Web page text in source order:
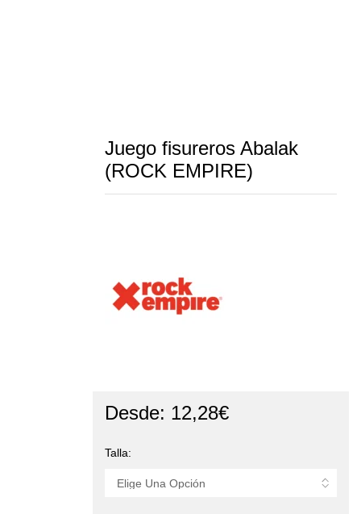
Juego fisureros Abalak
(ROCK EMPIRE)
Desde: 12,28€
Talla: